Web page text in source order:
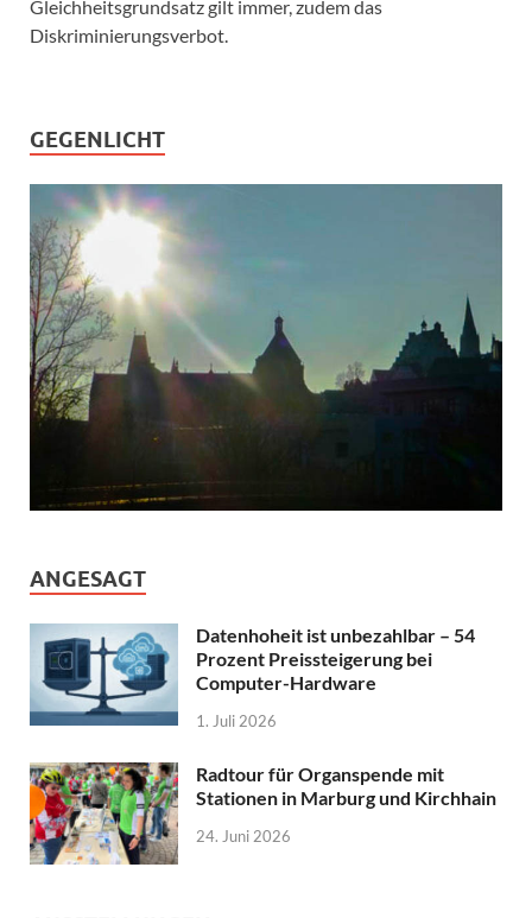
Gleichheitsgrundsatz gilt immer, zudem das
Diskriminierungsverbot.
GEGENLICHT
ANGESAGT
Datenhoheit ist unbezahlbar – 54
Prozent Preissteigerung bei
Computer-Hardware
1. Juli 2026
Radtour für Organspende mit
Stationen in Marburg und Kirchhain
24. Juni 2026